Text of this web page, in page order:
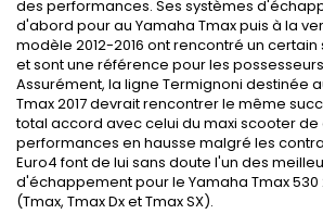
des performances. Ses systèmes
d'abord pour au Yamaha Tmax puis à la
modèle 2012-2016 ont rencontré un
et sont une référence pour les
Assurément, la ligne Termignoni destinée
Tmax 2017 devrait rencontrer le même
total accord avec celui du maxi scooter de
performances en hausse malgré les
Euro4 font de lui sans doute l'un des
d'échappement pour le Yamaha Tmax 530
(Tmax, Tmax Dx et Tmax SX).